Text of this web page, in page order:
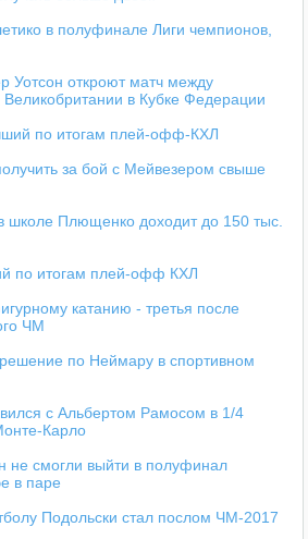
в полуфинале Лиги чемпионов,
Уотсон откроют матч между
в Кубке Федерации
по итогам плей-офф-КХЛ
за бой с Мейвезером свыше
школе Плющенко доходит до 150 тыс.
по итогам плей-офф КХЛ
катанию - третья после
ЧМ
по Неймару в спортивном
с Альбертом Рамосом в 1/4
Карло
не смогли выйти в полуфинал
в паре
Подольски стал послом ЧМ-2017